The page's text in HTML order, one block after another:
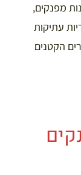
מפנקים,
עתיקות
הקטנים